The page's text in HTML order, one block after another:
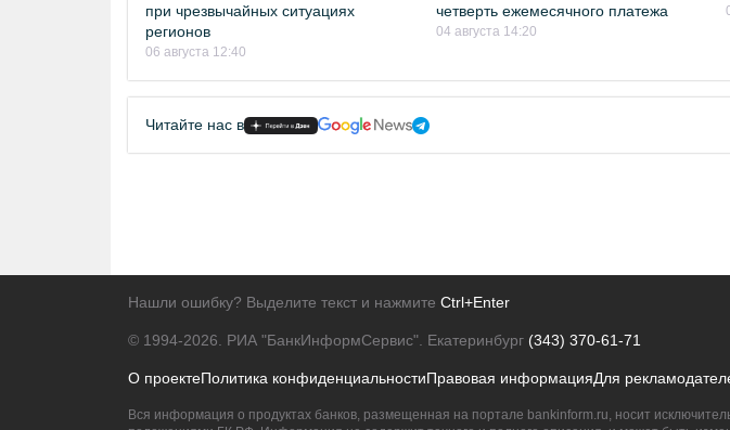
при чрезвычайных ситуациях
регионов
06 августа 12:40
четверть ежемесячного платежа
04 августа 14:20
Читайте нас в
Нашли ошибку? Выделите текст и нажмите Ctrl+Enter
© 1994-2026. РИА "БанкИнформСервис". Екатеринбург (343) 370-61-71
О проектеПолитика конфиденциальностиПравовая информацияДля
Вся информация о продуктах банков, размещенная на портале bankinform.ru, носит